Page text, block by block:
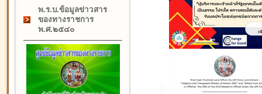
พ.ร.บ.ข้อมูลข่าวสาร
ของทางราชการ
พ.ศ.๒๕๔๐